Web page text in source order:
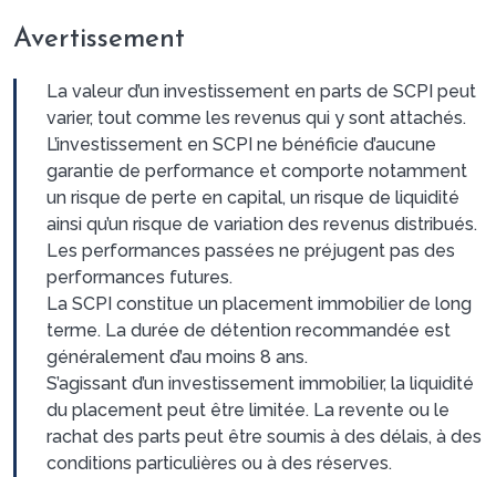
Avertissement
La valeur d’un investissement en parts de SCPI peut
varier, tout comme les revenus qui y sont attachés.
L’investissement en SCPI ne bénéficie d’aucune
garantie de performance et comporte notamment
un risque de perte en capital, un risque de liquidité
ainsi qu’un risque de variation des revenus distribués.
Les performances passées ne préjugent pas des
performances futures.
La SCPI constitue un placement immobilier de long
terme. La durée de détention recommandée est
généralement d’au moins 8 ans.
S’agissant d’un investissement immobilier, la liquidité
du placement peut être limitée. La revente ou le
rachat des parts peut être soumis à des délais, à des
conditions particulières ou à des réserves.